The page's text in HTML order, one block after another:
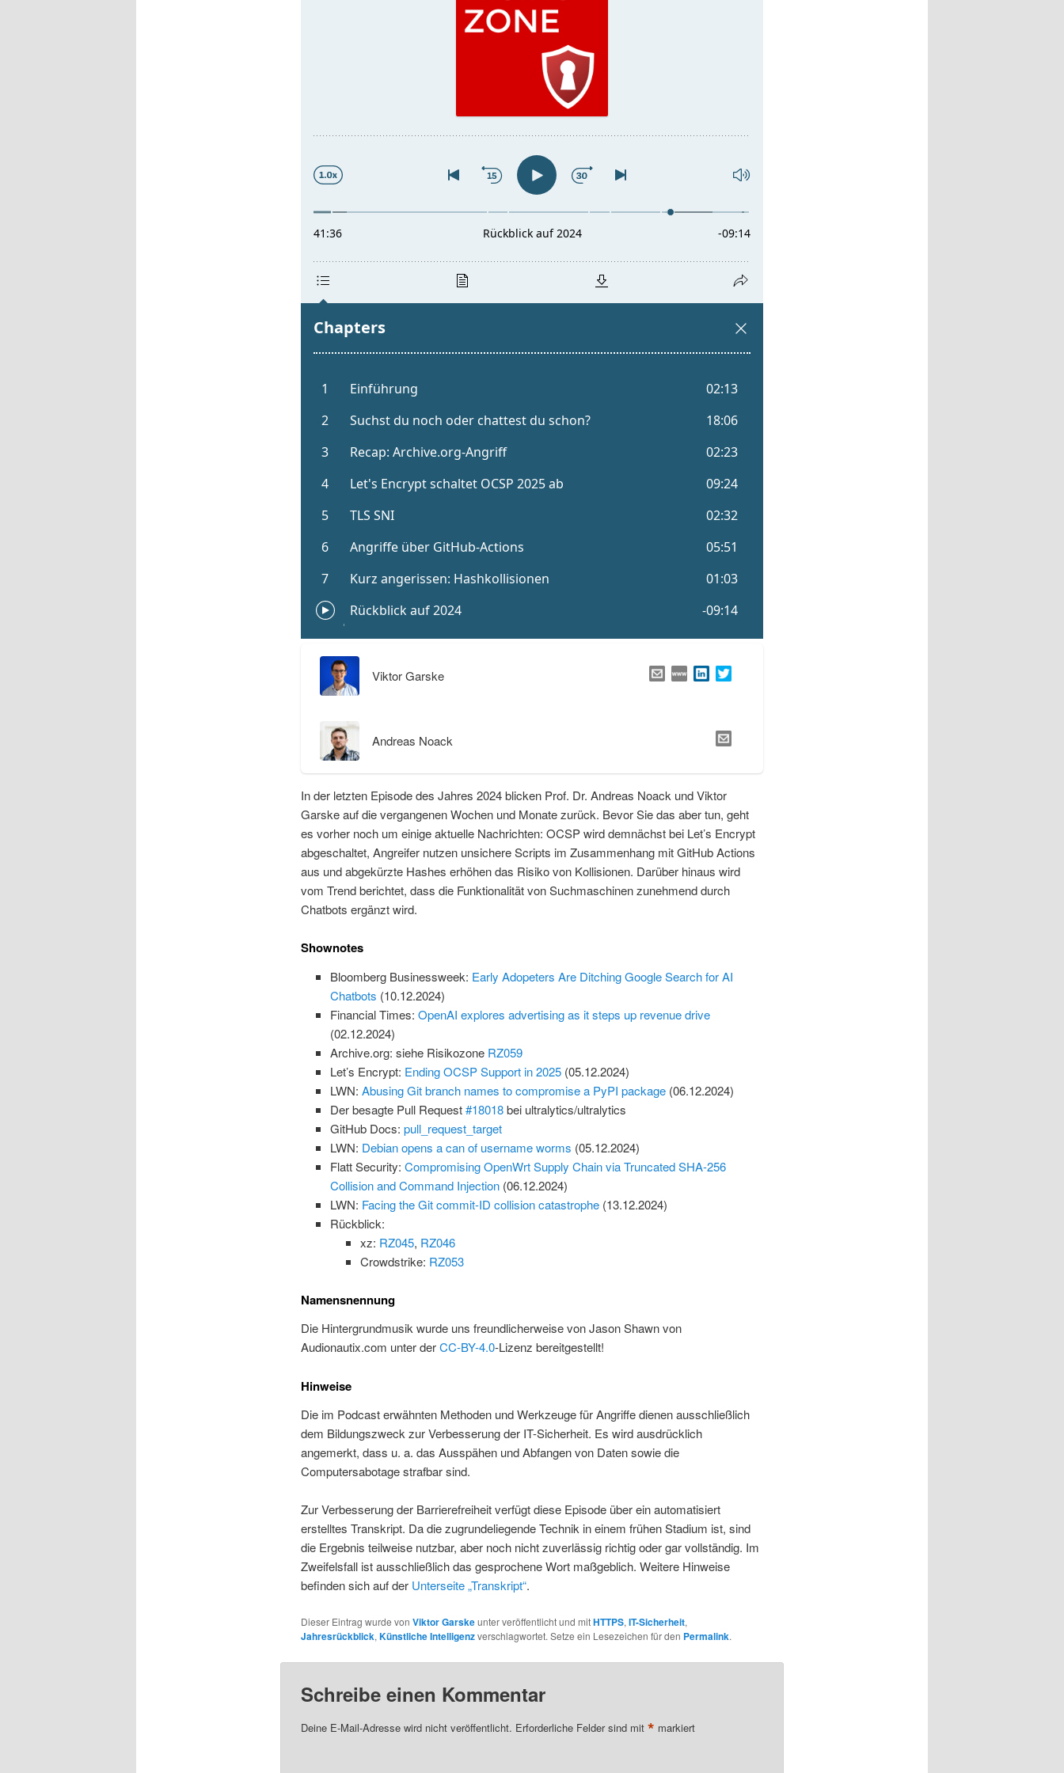
Viktor Garske
Andreas Noack
In der letzten Episode des Jahres 2024 blicken Prof. Dr. Andreas Noack und Viktor
Garske auf die vergangenen Wochen und Monate zurück. Bevor Sie das aber tun, geht
es vorher noch um einige aktuelle Nachrichten: OCSP wird demnächst bei Let’s Encrypt
abgeschaltet, Angreifer nutzen unsichere Scripts im Zusammenhang mit GitHub Actions
aus und abgekürzte Hashes erhöhen das Risiko von Kollisionen. Darüber hinaus wird
vom Trend berichtet, dass die Funktionalität von Suchmaschinen zunehmend durch
Chatbots ergänzt wird.
Shownotes
Bloomberg Businessweek: Early Adopeters Are Ditching Google Search for AI
Chatbots (10.12.2024)
Financial Times:OpenAI explores advertising as it steps up revenue drive
(02.12.2024)
Archive.org: siehe Risikozone RZ059
Let’s Encrypt: Ending OCSP Support in 2025 (05.12.2024)
LWN:Abusing Git branch names to compromise a PyPI package (06.12.2024)
Der besagte Pull Request#18018bei ultralytics/ultralytics
GitHub Docs:pull_request_target
LWN: Debian opens a can of username worms (05.12.2024)
Flatt Security:Compromising OpenWrt Supply Chain via Truncated SHA-256
Collision and Command Injection (06.12.2024)
LWN: Facing the Git commit-ID collision catastrophe (13.12.2024)
Rückblick:
xz: RZ045, RZ046
Crowdstrike: RZ053
Namensnennung
Die Hintergrundmusik wurde uns freundlicherweise von Jason Shawn von
Audionautix.com unter derCC-BY-4.0-Lizenz bereitgestellt!
Hinweise
Die im Podcast erwähnten Methoden und Werkzeuge für Angriffe dienen ausschließlich
dem Bildungszweck zur Verbesserung der IT-Sicherheit. Es wird ausdrücklich
angemerkt, dass u. a. das Ausspähen und Abfangen von Daten sowie die
Computersabotage strafbar sind.
Zur Verbesserung der Barrierefreiheit verfügt diese Episode über ein automatisiert
erstelltes Transkript. Da die zugrundeliegende Technik in einem frühen Stadium ist, sind
die Ergebnis teilweise nutzbar, aber noch nicht zuverlässig richtig oder gar vollständig. Im
Zweifelsfall ist ausschließlich das gesprochene Wort maßgeblich. Weitere Hinweise
befinden sich auf der Unterseite „Transkript“.
Dieser Eintrag wurde von Viktor Garskeunter veröffentlicht und mitHTTPS, IT-Sicherheit,
Jahresrückblick, Künstliche Intelligenzverschlagwortet. Setze ein Lesezeichen für den Permalink.
Schreibe einen Kommentar
Deine E-Mail-Adresse wird nicht veröffentlicht. Erforderliche Felder sind mit * markiert